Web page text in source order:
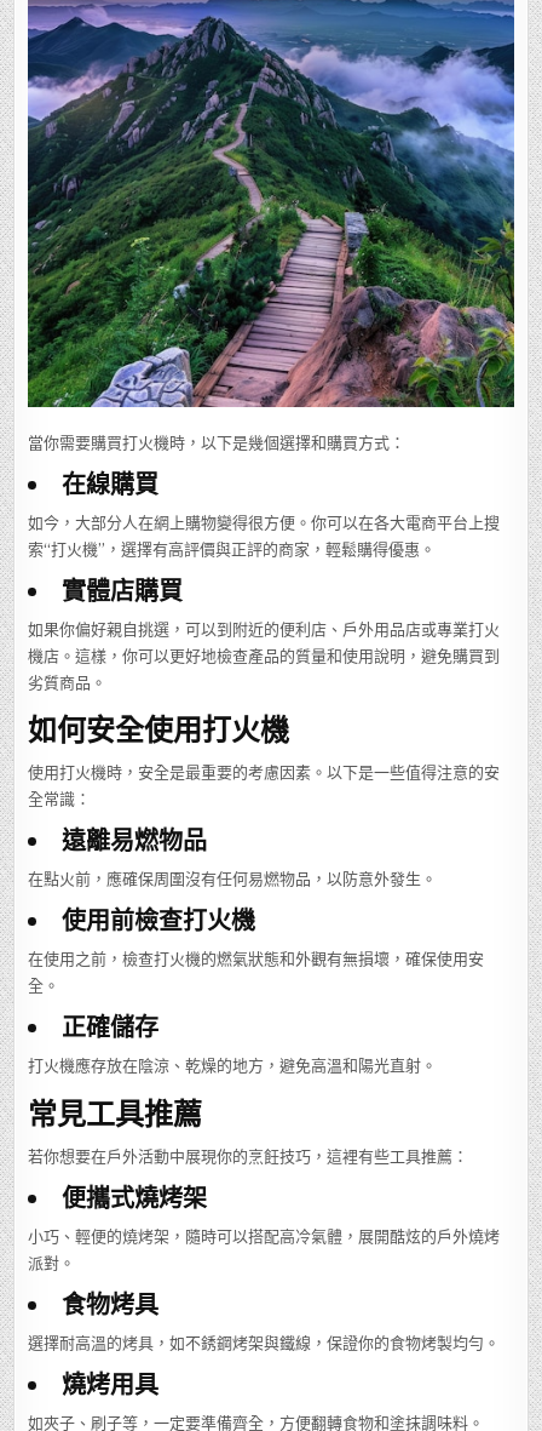
當你需要購買打火機時，以下是幾個選擇和購買方式：
在線購買
如今，大部分人在網上購物變得很方便。你可以在各大電商平台上搜
索“打火機”，選擇有高評價與正評的商家，輕鬆購得優惠。
實體店購買
如果你偏好親自挑選，可以到附近的便利店、戶外用品店或專業打火
機店。這樣，你可以更好地檢查產品的質量和使用說明，避免購買到
劣質商品。
如何安全使用打火機
使用打火機時，安全是最重要的考慮因素。以下是一些值得注意的安
全常識：
遠離易燃物品
在點火前，應確保周圍沒有任何易燃物品，以防意外發生。
使用前檢查打火機
在使用之前，檢查打火機的燃氣狀態和外觀有無損壞，確保使用安
全。
正確儲存
打火機應存放在陰涼、乾燥的地方，避免高溫和陽光直射。
常見工具推薦
若你想要在戶外活動中展現你的烹飪技巧，這裡有些工具推薦：
便攜式燒烤架
小巧、輕便的燒烤架，隨時可以搭配高冷氣體，展開酷炫的戶外燒烤
派對。
食物烤具
選擇耐高溫的烤具，如不銹鋼烤架與鐵線，保證你的食物烤製均勻。
燒烤用具
如夾子、刷子等，一定要準備齊全，方便翻轉食物和塗抹調味料。